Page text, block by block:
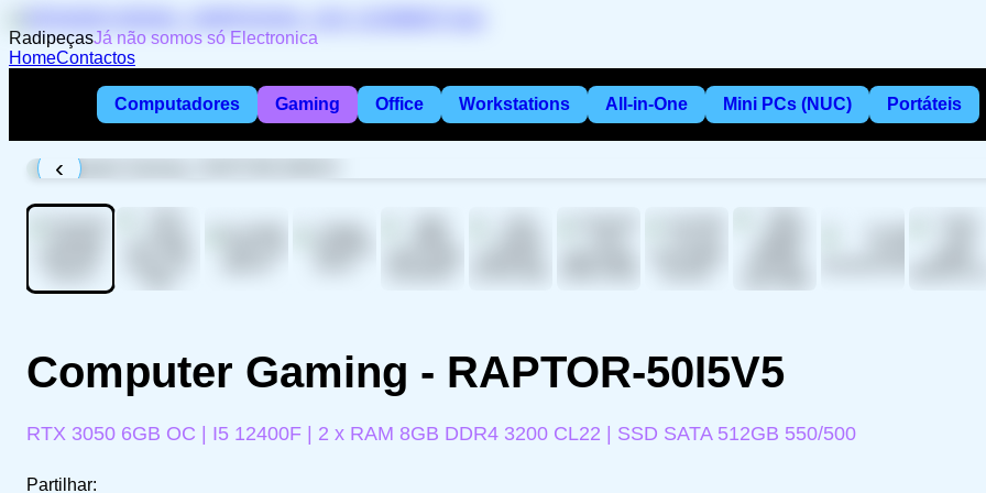
RadipeçasJá não somos só Electronica
HomeContactos
Computadores Gaming Office Workstations All-in-One Mini PCs (NUC) Portáteis
‹
Computer Gaming - RAPTOR-50I5V5
RTX 3050 6GB OC | I5 12400F | 2 x RAM 8GB DDR4 3200 CL22 | SSD SATA 512GB 550/500
Partilhar: